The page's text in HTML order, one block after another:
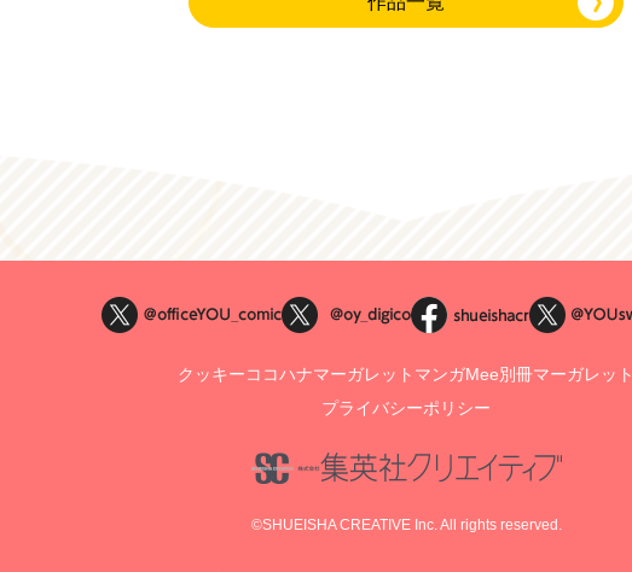
クッキーココハナマーガレット マンガMee別冊マーガレット
プライバシーポリシー
©SHUEISHA CREATIVE Inc. All rights reserved.